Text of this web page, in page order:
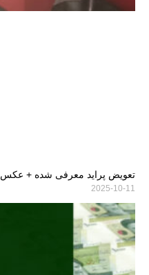
تعویض پراید معرفی شده + عکس
2025-10-11